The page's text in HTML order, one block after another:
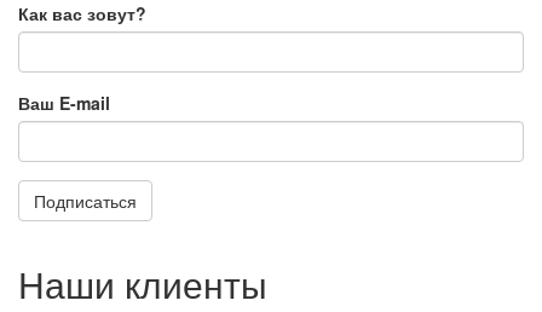
Как вас зовут?
Ваш E-mail
Подписаться
Наши клиенты